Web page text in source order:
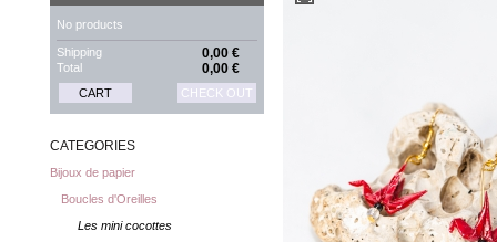
No products
Shipping 0,00 €
Total 0,00 €
CART CHECK OUT
CATEGORIES
Bijoux de papier
Boucles d'Oreilles
Les mini cocottes